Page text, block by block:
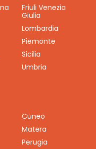
Friuli Venezia
Giulia
Lombardia
Piemonte
Sicilia
Umbria
Cuneo
Matera
Perugia